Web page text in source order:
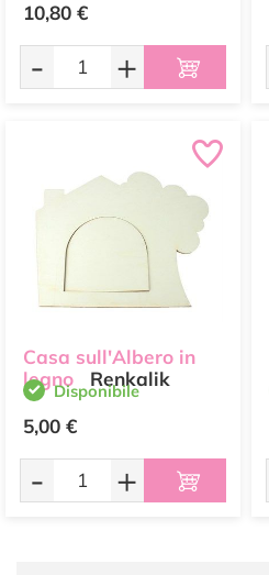
10,80 €
- +
Casa sull'Albero in
legno
Renkalik
Disponibile
5,00 €
- +